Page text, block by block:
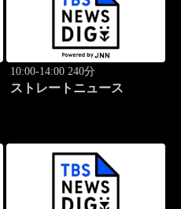
10:00-14:00 240分
ストレートニュース